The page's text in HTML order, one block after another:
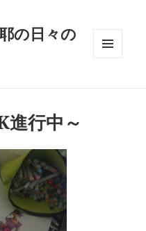
の日々の
進行中～